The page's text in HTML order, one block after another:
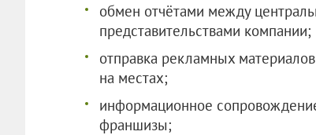
обмен отчётами между
представительствами компании;
отправка рекламных
на местах;
информационное
франшизы;